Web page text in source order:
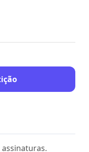
Religiosa,
Imaculada
Dourados - Mato
para que